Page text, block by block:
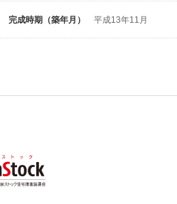
完成時期（築年月） 平成13年11月